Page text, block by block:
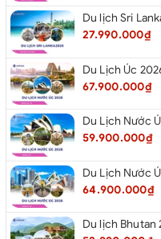
27.990.000₫
67.900.000₫
59.900.000₫
64.900.000₫